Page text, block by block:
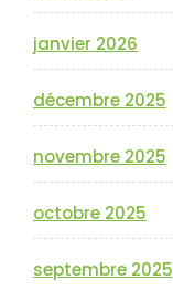
janvier 2026
décembre 2025
novembre 2025
octobre 2025
septembre 2025